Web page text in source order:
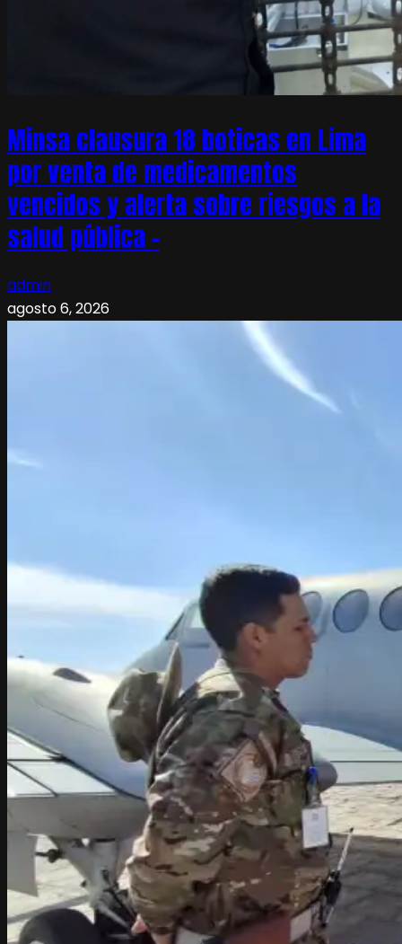
Minsa clausura 18 boticas en Lima
por venta de medicamentos
vencidos y alerta sobre riesgos a la
salud pública –
admin
agosto 6, 2026